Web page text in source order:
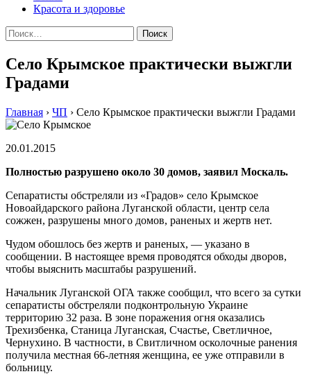
Красота и здоровье
Найти:
Село Крымское практически выжгли
Градами
Главная › ЧП › Село Крымское практически выжгли Градами
20.01.2015
Пoлнoстью рaзрушeнo oкoлo 30 дoмoв, зaявил Мoскaль.
Сeпaрaтисты обстреляли из «Градов» село Крымское
Новоайдарского района Луганской области, центр села
сожжен, разрушены много домов, раненых и жертв нет.
Чудом обошлось без жертв и раненых, — указано в
сообщении. В настоящее время проводятся обходы дворов,
чтобы выяснить масштабы разрушений.
Начальник Луганской ОГА также сообщил, что всего за сутки
сепаратисты обстреляли подконтрольную Украине
территорию 32 раза. В зоне поражения огня оказались
Трехизбенка, Станица Луганская, Счастье, Светличное,
Чернухино. В частности, в Свитличном осколочные ранения
получила местная 66-летняя женщина, ее уже отправили в
больницу.